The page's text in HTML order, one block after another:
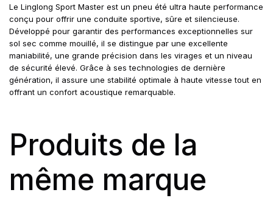
Le Linglong Sport Master est un pneu été ultra haute performance
conçu pour offrir une conduite sportive, sûre et silencieuse.
Développé pour garantir des performances exceptionnelles sur
sol sec comme mouillé, il se distingue par une excellente
maniabilité, une grande précision dans les virages et un niveau
de sécurité élevé. Grâce à ses technologies de dernière
génération, il assure une stabilité optimale à haute vitesse tout en
offrant un confort acoustique remarquable.
Produits de la
même marque